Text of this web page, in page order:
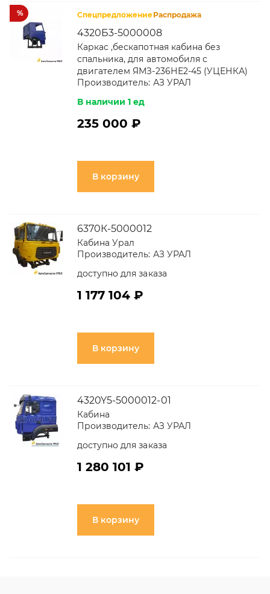
% СпецпредложениеРаспродажа
4320Б3-5000008
Каркас ,бескапотная кабина без
спальника, для автомобиля с
двигателем ЯМЗ-236НЕ2-45 (УЦЕНКА)
Производитель: АЗ УРАЛ
В наличии 1 ед
235 000 ₽
В корзину
6370К-5000012
Кабина Урал
Производитель: АЗ УРАЛ
доступно для заказа
1 177 104 ₽
В корзину
4320Y5-5000012-01
Кабина
Производитель: АЗ УРАЛ
доступно для заказа
1 280 101 ₽
В корзину